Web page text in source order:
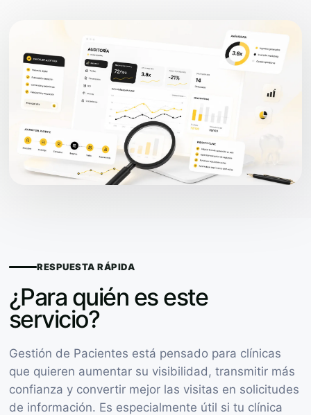
RESPUESTA RÁPIDA
¿Para quién es este
servicio?
Gestión de Pacientes está pensado para clínicas
que quieren aumentar su visibilidad, transmitir más
confianza y convertir mejor las visitas en solicitudes
de información. Es especialmente útil si tu clínica